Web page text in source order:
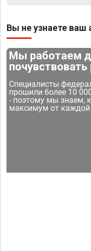
Вы не узнаете ваш
Мы работаем
почувствовать
Специалисты
прошили более 10
- поэтому мы знаем,
максимум от